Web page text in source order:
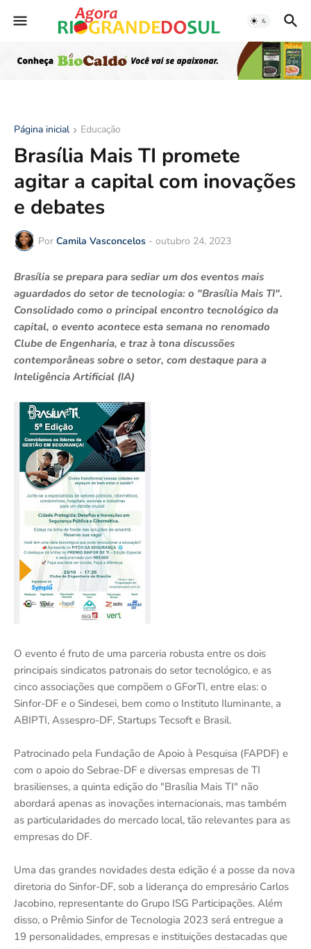
Página inicial Educação
Brasília Mais TI promete
agitar a capital com inovações
e debates
Por Camila Vasconcelos - outubro 24, 2023
Brasília se prepara para sediar um dos eventos mais
aguardados do setor de tecnologia: o "Brasília Mais TI".
Consolidado como o principal encontro tecnológico da
capital, o evento acontece esta semana no renomado
Clube de Engenharia, e traz à tona discussões
contemporâneas sobre o setor, com destaque para a
Inteligência Artificial (IA)
O evento é fruto de uma parceria robusta entre os dois
principais sindicatos patronais do setor tecnológico, e as
cinco associações que compõem o GForTI, entre elas: o
Sinfor-DF e o Sindesei, bem como o Instituto Iluminante, a
ABIPTI, Assespro-DF, Startups Tecsoft e Brasil.
Patrocinado pela Fundação de Apoio à Pesquisa (FAPDF) e
com o apoio do Sebrae-DF e diversas empresas de TI
brasilienses, a quinta edição do "Brasília Mais TI" não
abordará apenas as inovações internacionais, mas também
as particularidades do mercado local, tão relevantes para as
empresas do DF.
Uma das grandes novidades desta edição é a posse da nova
diretoria do Sinfor-DF, sob a liderança do empresário Carlos
Jacobino, representante do Grupo ISG Participações. Além
disso, o Prêmio Sinfor de Tecnologia 2023 será entregue a
19 personalidades, empresas e instituições destacadas que